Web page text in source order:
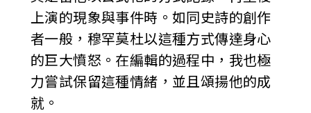
上演的現象與事件時。如同史詩的創作
者一般，穆罕莫杜以這種方式傳達身心
的巨大憤怒。在編輯的過程中，我也極
力嘗試保留這種情緒，並且頌揚他的成
就。